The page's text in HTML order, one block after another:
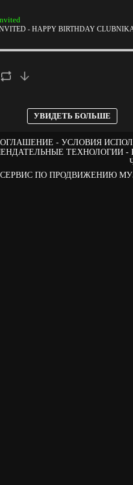
- HAPPY BIRTHDAY
УВИДЕТЬ БОЛЬШЕ
УСЛОВИЯ
ТЕХНОЛОГИИ
- СЕРВИС ПО ПРОДВИЖЕНИЮ